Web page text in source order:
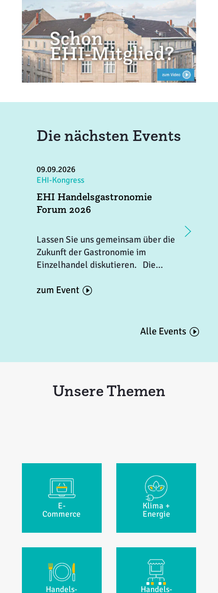
Die nächsten Events
09.09.2026
EHI-Kongress
EHI Handelsgastronomie
Forum 2026
Lassen Sie uns gemeinsam über die
Zukunft der Gastronomie im
Einzelhandel diskutieren. Die...
zum Event
Alle Events
Unsere Themen
E-
Commerce
Klima +
Energie
Handels­
Handels­­